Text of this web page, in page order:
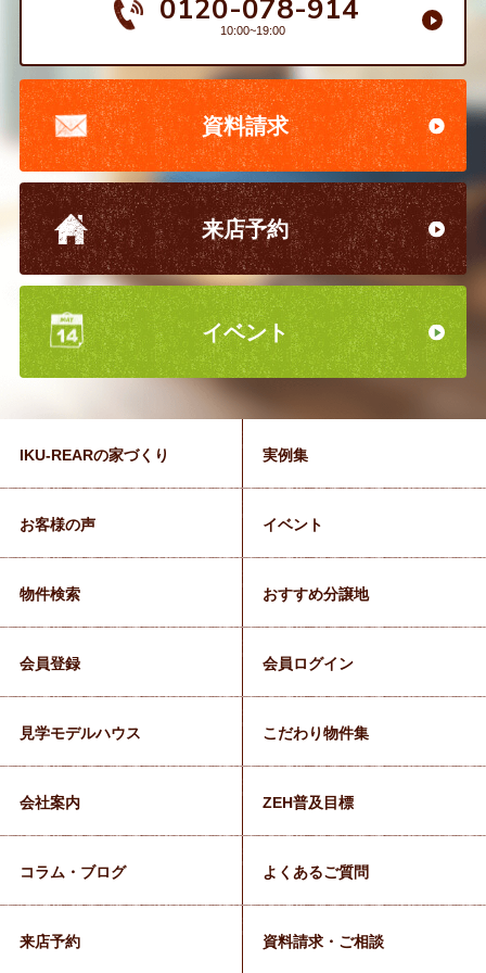
0120-078-914
10:00~19:00
資料請求
来店予約
イベント
IKU-REARの家づくり 実例集
お客様の声 イベント
物件検索 おすすめ分譲地
会員登録 会員ログイン
見学モデルハウス こだわり物件集
会社案内 ZEH普及目標
コラム・ブログ よくあるご質問
来店予約 資料請求・ご相談